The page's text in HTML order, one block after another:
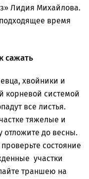
Лидия Михайлова.
время
сажать
хвойники и
корневой системой
все листья.
тяжелые и
отложите до весны.
состояние
участки
траншею на